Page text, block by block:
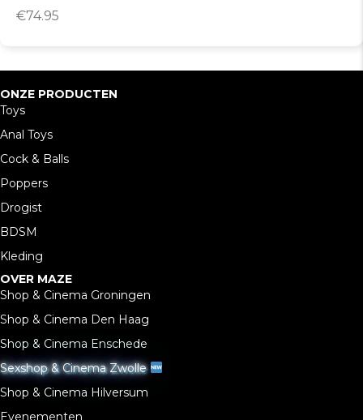
€74.95
ONZE PRODUCTEN
Toys
Anal Toys
Cock & Balls
Poppers
Drogist
BDSM
Kleding
OVER MAZE
Shop & Cinema Groningen
Shop & Cinema Den Haag
Shop & Cinema Enschede
Sexshop & Cinema Zwolle
Shop & Cinema Hilversum
Evenementen